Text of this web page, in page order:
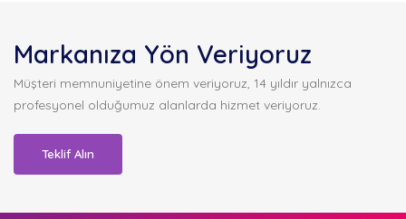
Markanıza Yön Veriyoruz
Müşteri memnuniyetine önem veriyoruz, 14 yıldır yalnızca
profesyonel olduğumuz alanlarda hizmet veriyoruz.
Teklif Alın